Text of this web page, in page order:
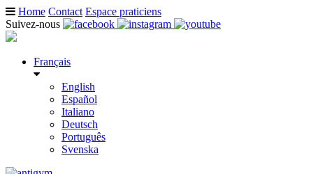
Home Contact Espace praticiens
Suivez-nous
Français
English
Español
Italiano
Deutsch
Português
Svenska